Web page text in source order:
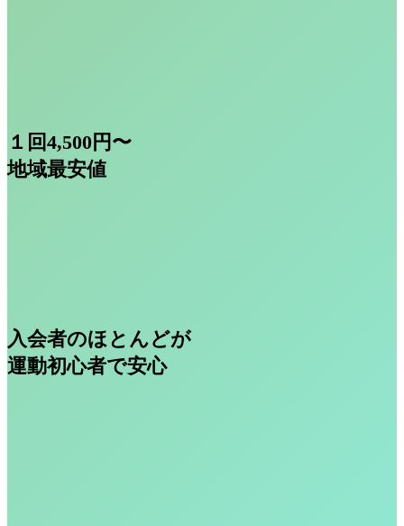
１回4,500円〜
地域最安値
入会者のほとんどが
運動初心者で安心